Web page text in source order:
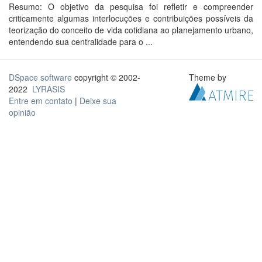
Resumo: O objetivo da pesquisa foi refletir e compreender
criticamente algumas interlocuções e contribuições possíveis da
teorização do conceito de vida cotidiana ao planejamento urbano,
entendendo sua centralidade para o ...
DSpace software copyright © 2002-
2022 LYRASIS
Entre em contato | Deixe sua
opinião
Theme by